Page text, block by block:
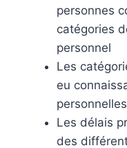
personnes
catégories
personnel
Les
eu
personnelles
Les délais
des